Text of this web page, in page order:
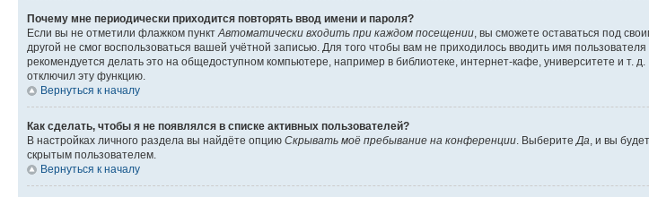
Почему мне периодически приходится повторять ввод имени и пароля?
Если вы не отметили флажком пункт Автоматически входить при каждом посещении , вы сможете оставаться под
другой не смог воспользоваться вашей учётной записью. Для того чтобы вам не приходилось вводить имя
рекомендуется делать это на общедоступном компьютере, например в библиотеке, интернет-кафе, университете и т. д.
отключил эту функцию.
Вернуться к началу
Как сделать, чтобы я не появлялся в списке активных пользователей?
В настройках личного раздела вы найдёте опцию Скрывать моё пребывание на конференции . Выберите Да , и вы
скрытым пользователем.
Вернуться к началу